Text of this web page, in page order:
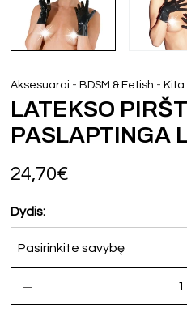
Aksesuarai -BDSM & Fetish -Kita
LATEKSO
PASLAPTINGA
24,70€
Dydis:
Pasirinkite savybę